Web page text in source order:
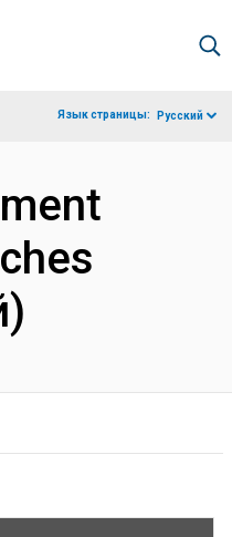
Язык страницы: Русский